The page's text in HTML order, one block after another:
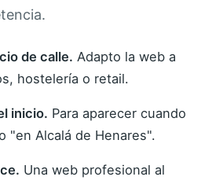
de calle. Adapto la web a
hostelería o retail.
inicio. Para aparecer cuando
"en Alcalá de Henares".
Una web profesional al